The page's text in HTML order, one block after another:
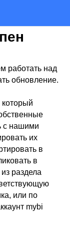
работать над
обновление.
с нашими
их
в
в
раздела
или по
mybi